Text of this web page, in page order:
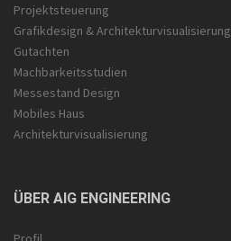
Projektsteuerung
Grafikdesign & Architektur­visualisierung
Gutachten
Machbarkeitsstudien
Messestand Design
Mobiles Haus
Architekturvisualisierung
ÜBER AIG ENGINEERING